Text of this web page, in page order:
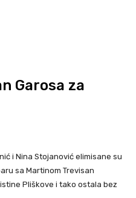
Garosa za
i Nina Stojanović elimisane su
sa Martinom Trevisan
Pliškove i tako ostala bez